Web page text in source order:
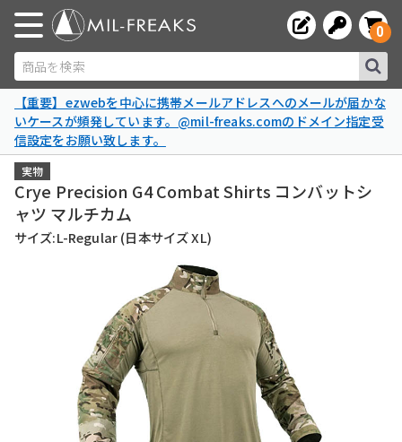
商品を検索
0
【重要】ezwebを中心に携帯メールアドレスへのメールが届かな
いケースが頻発しています。@mil-freaks.comのドメイン指定受
信設定をお願い致します。
実物
Crye Precision G4 Combat Shirts コンバットシ
ャツ マルチカム
サイズ:L-Regular (日本サイズ XL)